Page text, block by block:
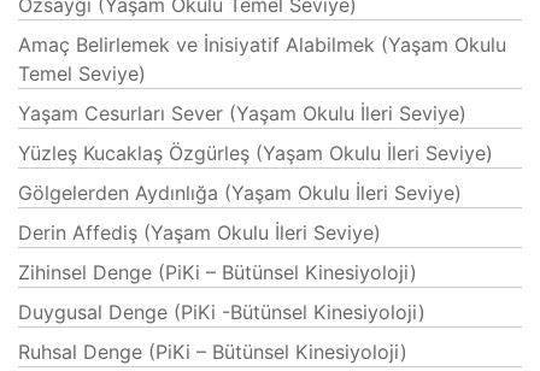
Özsaygı (Yaşam Okulu Temel Seviye)
Amaç Belirlemek ve İnisiyatif Alabilmek (Yaşam Okulu
Temel Seviye)
Yaşam Cesurları Sever (Yaşam Okulu İleri Seviye)
Yüzleş Kucaklaş Özgürleş (Yaşam Okulu İleri Seviye)
Gölgelerden Aydınlığa (Yaşam Okulu İleri Seviye)
Derin Affediş (Yaşam Okulu İleri Seviye)
Zihinsel Denge (PiKi – Bütünsel Kinesiyoloji)
Duygusal Denge (PiKi -Bütünsel Kinesiyoloji)
Ruhsal Denge (PiKi – Bütünsel Kinesiyoloji)